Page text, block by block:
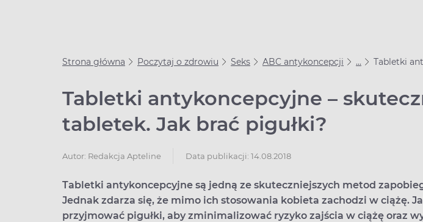
Strona główna Poczytaj o zdrowiu Seks ABC antykoncepcji ... Tabletki
Tabletki antykoncepcyjne –
tabletek. Jak brać pigułki?
Autor: Redakcja Apteline Data publikacji: 14.08.2018
Tabletki antykoncepcyjne są jedną ze skuteczniejszych metod
Jednak zdarza się, że mimo ich stosowania kobieta zachodzi w ciążę.
przyjmować pigułki, aby zminimalizować ryzyko zajścia w ciążę oraz